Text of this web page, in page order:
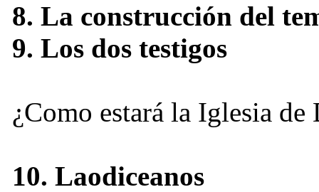
8. La construcción del
9. Los dos testigos
¿Como estará la Iglesia de
10. Laodiceanos